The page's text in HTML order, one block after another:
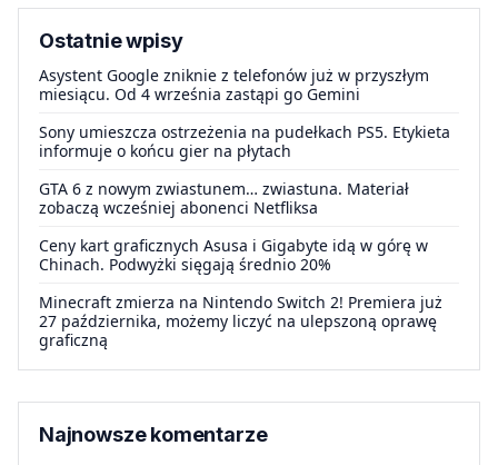
Ostatnie wpisy
Asystent Google zniknie z telefonów już w przyszłym
miesiącu. Od 4 września zastąpi go Gemini
Sony umieszcza ostrzeżenia na pudełkach PS5. Etykieta
informuje o końcu gier na płytach
GTA 6 z nowym zwiastunem… zwiastuna. Materiał
zobaczą wcześniej abonenci Netfliksa
Ceny kart graficznych Asusa i Gigabyte idą w górę w
Chinach. Podwyżki sięgają średnio 20%
Minecraft zmierza na Nintendo Switch 2! Premiera już
27 października, możemy liczyć na ulepszoną oprawę
graficzną
Najnowsze komentarze